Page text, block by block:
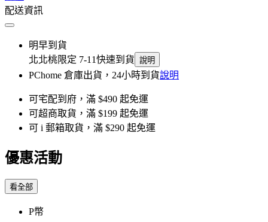
配送資訊
明早到貨
北北桃限定 7-11快速到貨 說明
PChome 倉庫出貨，24小時到貨說明
可宅配到府，滿 $490 起免運
可超商取貨，滿 $199 起免運
可 i 郵箱取貨，滿 $290 起免運
優惠活動
看全部
P幣